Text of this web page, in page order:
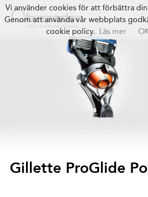
Gillette ProGlide
Vi använder cookies för att förbättra
Genom att använda vår webbplats
cookie policy. Läs mer